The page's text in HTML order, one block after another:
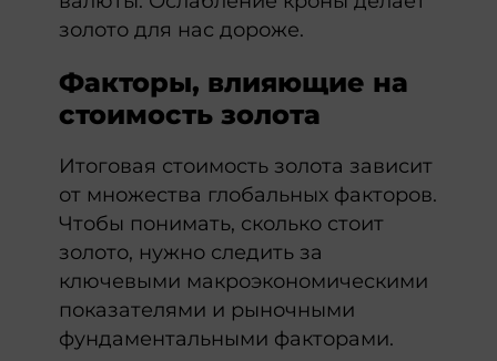
золото для нас дороже.
Факторы, влияющие на
стоимость золота
Итоговая стоимость золота зависит
от множества глобальных факторов.
Чтобы понимать, сколько стоит
золото, нужно следить за
ключевыми макроэкономическими
показателями и рыночными
фундаментальными факторами.